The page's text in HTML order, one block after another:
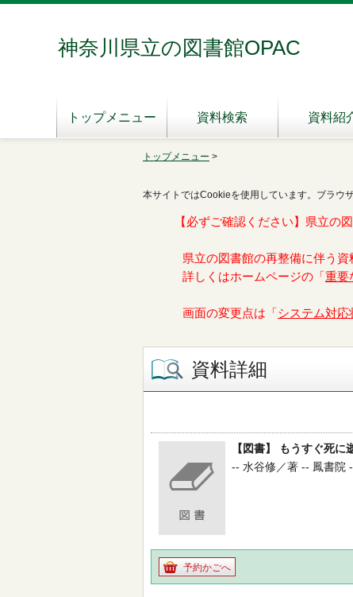
神奈川県立の図書館OPAC
トップメニュー 資料検索 資料紹
トップメニュー >
本サイトではCookieを使用しています。ブラウ
【必ずご確認ください】県立の
県立の図書館の再整備に伴う資
詳しくはホームページの「 重要
画面の変更点は「 システム対応
資料詳細
【図書】 もうすぐ死
-- 水谷修／著 -- 鳳書院
予約かごへ